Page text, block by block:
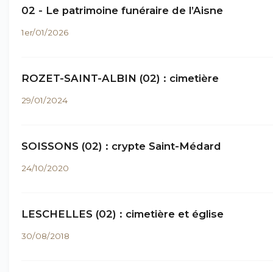
02 - Le patrimoine funéraire de l’Aisne
1er/01/2026
ROZET-SAINT-ALBIN (02) : cimetière
29/01/2024
SOISSONS (02) : crypte Saint-Médard
24/10/2020
LESCHELLES (02) : cimetière et église
30/08/2018